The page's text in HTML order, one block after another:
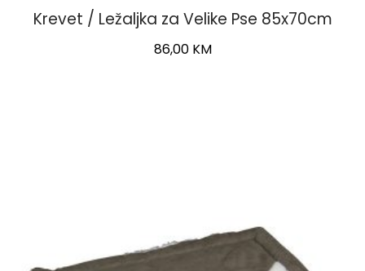
Krevet / Ležaljka za Velike Pse 85x70cm
86,00 KM